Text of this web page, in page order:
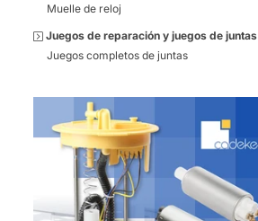
Muelle de reloj
Juegos de reparación y juegos de juntas
Juegos completos de juntas